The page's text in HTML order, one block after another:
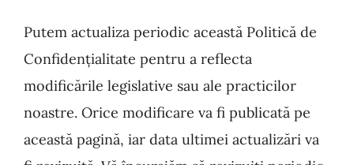
Putem actualiza periodic această Politică de
Confidențialitate pentru a reflecta
modificările legislative sau ale practicilor
noastre. Orice modificare va fi publicată pe
această pagină, iar data ultimei actualizări va